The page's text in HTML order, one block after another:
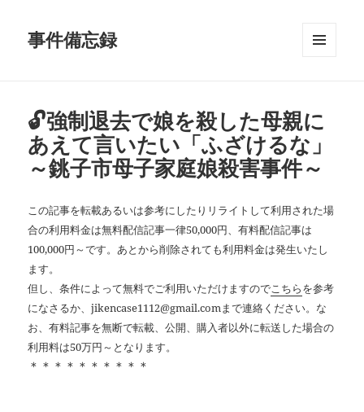
事件備忘録
🔓強制退去で娘を殺した母親に
あえて言いたい「ふざけるな」
～銚子市母子家庭娘殺害事件～
この記事を転載あるいは参考にしたりリライトして利用された場
合の利用料金は無料配信記事一律50,000円、有料配信記事は
100,000円～です。あとから削除されても利用料金は発生いたし
ます。
但し、条件によって無料でご利用いただけますのでこちらを参考
になさるか、jikencase1112@gmail.comまで連絡ください。な
お、有料記事を無断で転載、公開、購入者以外に転送した場合の
利用料は50万円～となります。
＊＊＊＊＊＊＊＊＊＊